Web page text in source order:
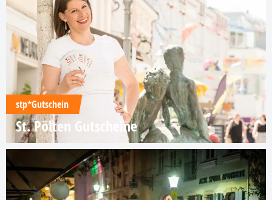
stp*Gutschein
St. Pölten Gutscheine